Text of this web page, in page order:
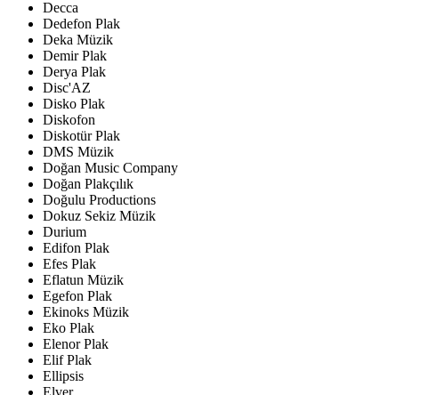
Decca
Dedefon Plak
Deka Müzik
Demir Plak
Derya Plak
Disc'AZ
Disko Plak
Diskofon
Diskotür Plak
DMS Müzik
Doğan Music Company
Doğan Plakçılık
Doğulu Productions
Dokuz Sekiz Müzik
Durium
Edifon Plak
Efes Plak
Eflatun Müzik
Egefon Plak
Ekinoks Müzik
Eko Plak
Elenor Plak
Elif Plak
Ellipsis
Elver